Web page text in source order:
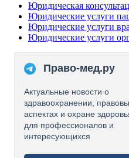
Юридическая
Юридические услуги
Юридические услуги
Юридические услуги
Право-мед.ру
Актуальные новости о
здравоохранении,
аспектах и охране
для профессионалов и
интересующихся